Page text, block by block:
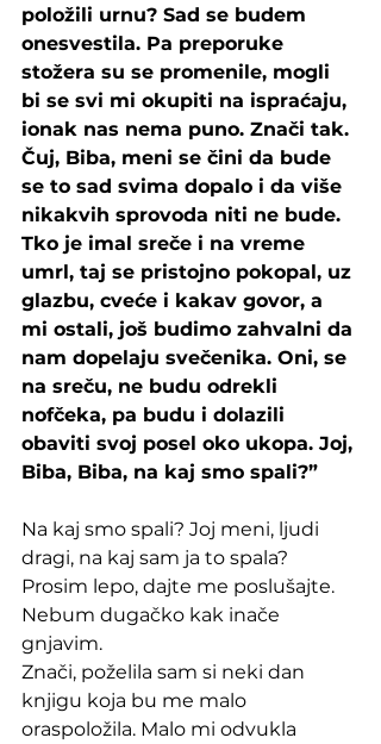
položili urnu? Sad se budem
onesvestila. Pa preporuke
stožera su se promenile, mogli
bi se svi mi okupiti na ispraćaju,
ionak nas nema puno. Znači tak.
Čuj, Biba, meni se čini da bude
se to sad svima dopalo i da više
nikakvih sprovoda niti ne bude.
Tko je imal sreče i na vreme
umrl, taj se pristojno pokopal, uz
glazbu, cveće i kakav govor, a
mi ostali, još budimo zahvalni da
nam dopelaju svečenika. Oni, se
na sreču, ne budu odrekli
nofčeka, pa budu i dolazili
obaviti svoj posel oko ukopa. Joj,
Biba, Biba, na kaj smo spali?”
Na kaj smo spali? Joj meni, ljudi
dragi, na kaj sam ja to spala?
Prosim lepo, dajte me poslušajte.
Nebum dugačko kak inače
gnjavim.
Znači, poželila sam si neki dan
knjigu koja bu me malo
oraspoložila. Malo mi odvukla